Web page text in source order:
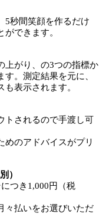
5秒間笑顔を作るだけ
できます。
上がり、の3つの指標か
。測定結果を元に、
表示されます。
トされるので手渡し可
めのアドバイスがプリ
）
つき1,000円（税
々払いをお選びいただ